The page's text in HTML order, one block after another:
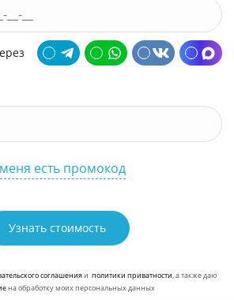
есть промокод
Узнать стоимость
соглашенияи политики приватности, а также даю
на обработку моих персональных данных